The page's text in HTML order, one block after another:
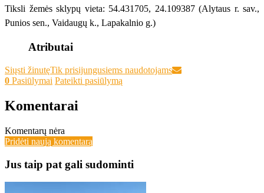
Tiksli žemės sklypų vieta: 54.431705, 24.109387 (Alytaus r. sav.,
Punios sen., Vaidaugų k., Lapakalnio g.)
Atributai
Siųsti žinutęTik prisijungusiems naudotojams
0 Pasiūlymai Pateikti pasiūlymą
Komentarai
Komentarų nėra
Pridėti naują komentarą
Jus taip pat gali sudominti